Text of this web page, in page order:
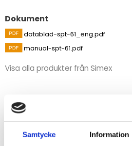
Samtycke Information
Dokument
datablad-spt-61_eng.pdf
manual-spt-61.pdf
Visa alla produkter från Simex
Beskrivning
Signalomvandlaren känner